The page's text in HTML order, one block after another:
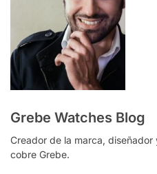
Grebe Watches Blog
Creador de la marca,
cobre Grebe.